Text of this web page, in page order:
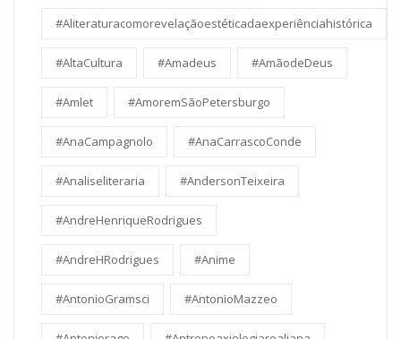
#Aliteraturacomorevelaçãoestéticadaexperiênciahistórica
#AltaCultura #Amadeus #AmãodeDeus
#Amlet #AmoremSãoPetersburgo
#AnaCampagnolo #AnaCarrascoConde
#Analiseliteraria #AndersonTeixeira
#AndreHenriqueRodrigues
#AndreHRodrigues #Anime
#AntonioGramsci #AntonioMazzeo